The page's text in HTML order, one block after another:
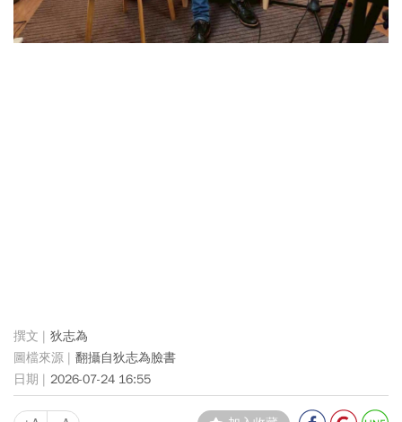
狄志為
翻攝自狄志為臉書
2026-07-24 16:55